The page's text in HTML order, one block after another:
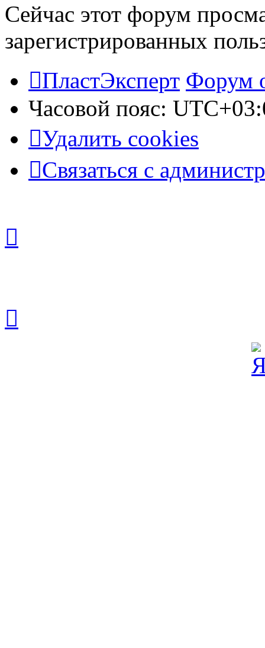
Сейчас этот форум
зарегистрированных
ПластЭксперт Форум
Часовой пояс:
Удалить cookies
Связаться с